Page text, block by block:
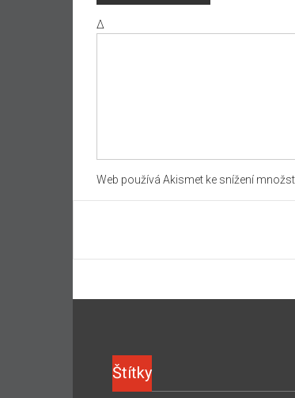
Δ
Web používá Akismet ke snížení
Štítky